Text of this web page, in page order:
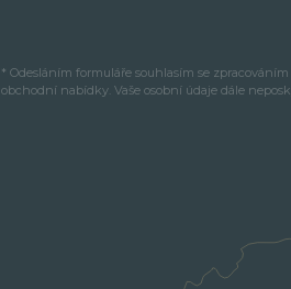
* Odesláním formuláře souhlasím se
obchodní nabídky. Vaše osobní údaje dále